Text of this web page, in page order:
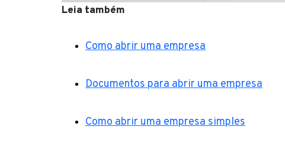
Leia também
Como abrir uma empresa
Documentos para abrir uma empresa
Como abrir uma empresa simples